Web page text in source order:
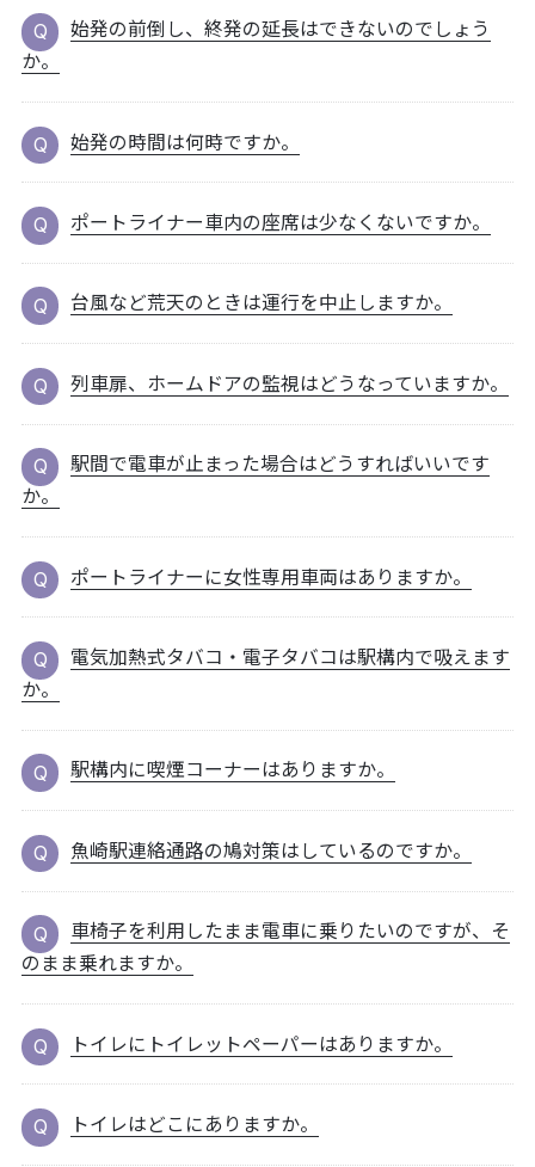
始発の前倒し、終発の延長はできないのでしょう
か。
始発の時間は何時ですか。
ポートライナー車内の座席は少なくないですか。
台風など荒天のときは運行を中止しますか。
列車扉、ホームドアの監視はどうなっていますか。
駅間で電車が止まった場合はどうすればいいです
か。
ポートライナーに女性専用車両はありますか。
電気加熱式タバコ・電子タバコは駅構内で吸えます
か。
駅構内に喫煙コーナーはありますか。
魚崎駅連絡通路の鳩対策はしているのですか。
車椅子を利用したまま電車に乗りたいのですが、そ
のまま乗れますか。
トイレにトイレットペーパーはありますか。
トイレはどこにありますか。